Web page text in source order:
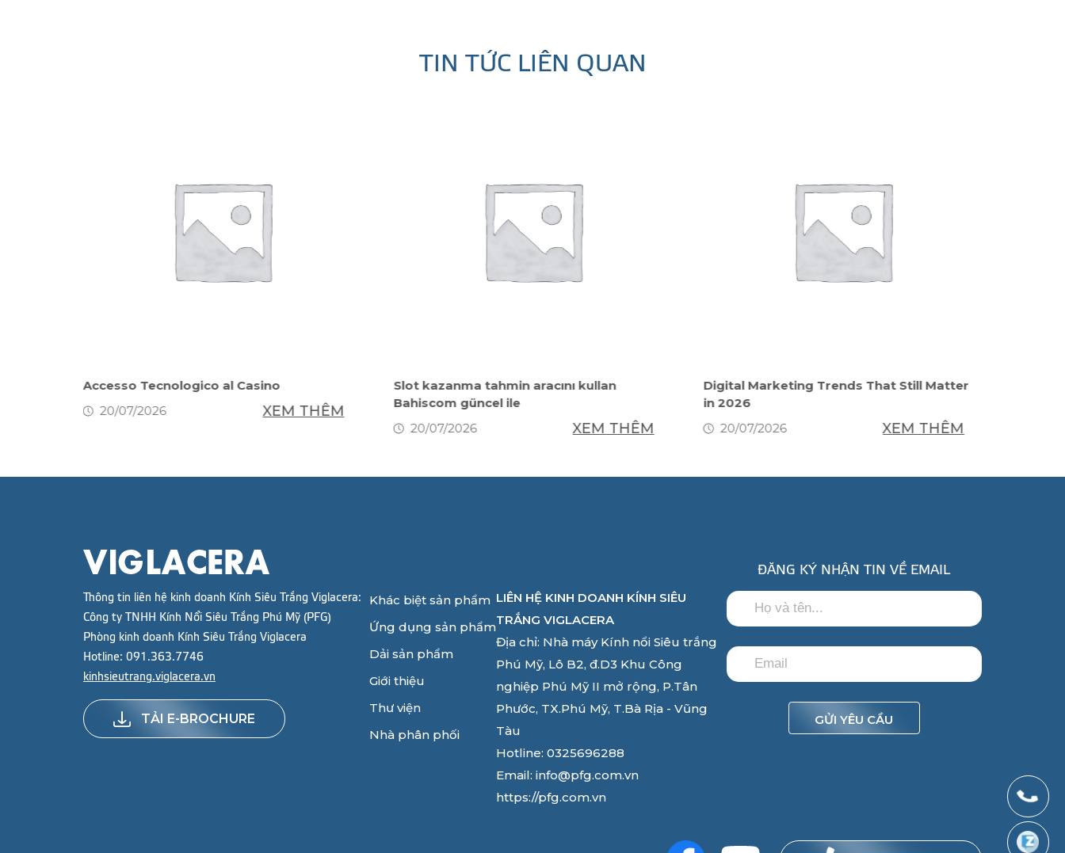
TIN TỨC LIÊN QUAN
Accesso Tecnologico al Casino
20/07/2026
XEM THÊM
Slot kazanma tahmin aracını kullan
Bahiscom güncel ile
20/07/2026
XEM THÊM
Digital Marketing Trends That Still Matter
in 2026
20/07/2026
XEM THÊM
Thông tin liên hệ kinh doanh Kính Siêu Trắng Viglacera:
Công ty TNHH Kính Nổi Siêu Trắng Phú Mỹ (PFG)
Phòng kinh doanh Kính Siêu Trắng Viglacera
Hotline: 091.363.7746
kinhsieutrang.viglacera.vn
TẢI E-BROCHURE
Khác biệt sản phẩm
Ứng dụng sản phẩm
Dải sản phẩm
Giới thiệu
Thư viện
Nhà phân phối
LIÊN HỆ KINH DOANH KÍNH SIÊU
TRẮNG VIGLACERA
Địa chỉ: Nhà máy Kính nổi Siêu trắng
Phú Mỹ, Lô B2, đ.D3 Khu Công
nghiệp Phú Mỹ II mở rộng, P.Tân
Phước, TX.Phú Mỹ, T.Bà Rịa - Vũng
Tàu
Hotline: 0325696288
Email: info@pfg.com.vn
https://pfg.com.vn
ĐĂNG KÝ NHẬN TIN VỀ EMAIL
GỬI YÊU CẦU